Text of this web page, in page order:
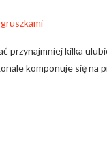
przynajmniej kilka
komponuje się na